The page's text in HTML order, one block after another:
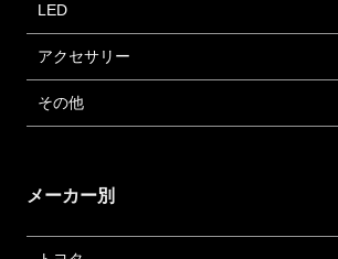
LED
アクセサリー
その他
メーカー別